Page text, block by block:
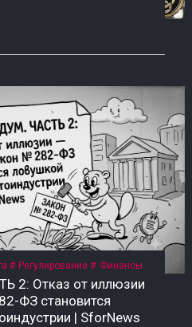
Регулирование Финансы
2: Отказ от иллюзии
ФЗ становится
| SforNews